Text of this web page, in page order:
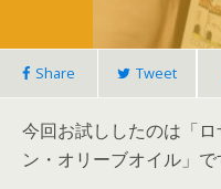
Share Tweet
今回お試ししたのは「
ン・オリーブオイル」で